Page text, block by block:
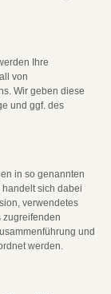
Ihre
von
Wir geben diese
und ggf. des
in so genannten
sich dabei
verwendetes
zugreifenden
und
werden.